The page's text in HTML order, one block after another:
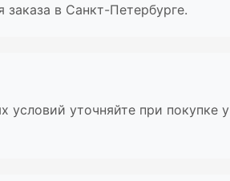
в Санкт-Петербурге.
условий уточняйте при покупке у